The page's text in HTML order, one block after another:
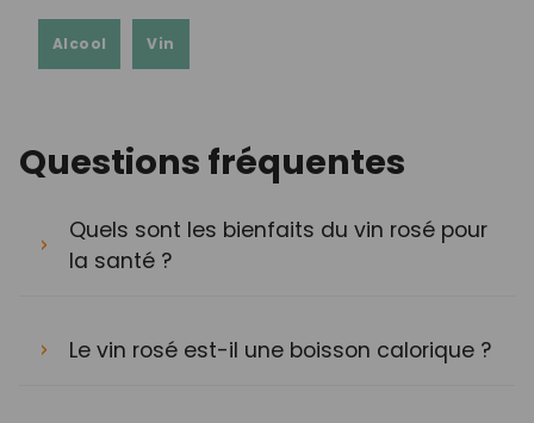
Alcool Vin
Questions fréquentes
Quels sont les bienfaits du vin rosé pour
la santé ?
Le vin rosé est-il une boisson calorique ?